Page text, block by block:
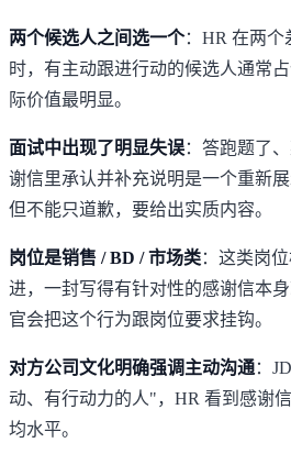
两个候选人之间选一个：HR 在两个
时，有主动跟进行动的候选人通常
际价值最明显。
面试中出现了明显失误：答跑题了
谢信里承认并补充说明是一个重新
但不能只道歉，要给出实质内容。
岗位是销售 / BD / 市场类：这类岗
进，一封写得有针对性的感谢信本
官会把这个行为跟岗位要求挂钩。
对方公司文化明确强调主动沟通：
动、有行动力的人"，HR 看到感谢
均水平。